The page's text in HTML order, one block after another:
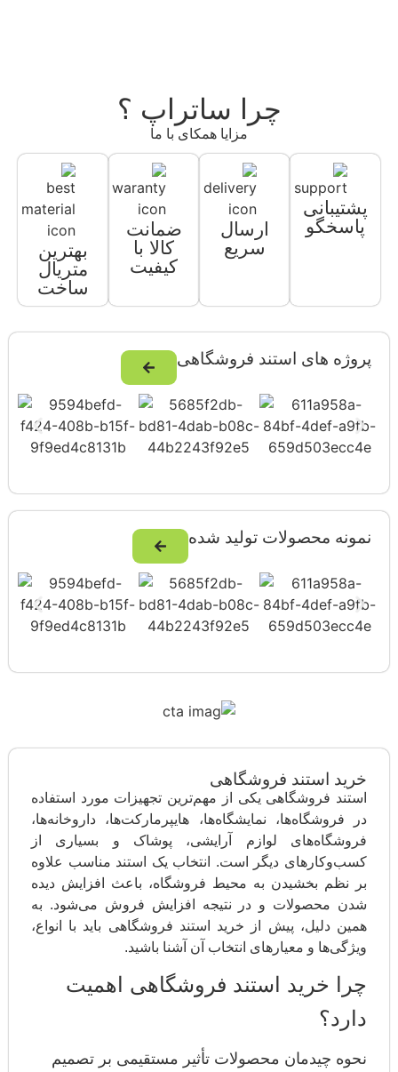
چرا ساتراپ ؟
مزایا همکای با ما
پشتیبانی
پاسخگو
ارسال
سریع
ضمانت
کالا با
کیفیت
بهترین
متریال
ساخت
پروژه های استند فروشگاهی
نمونه محصولات تولید شده
خرید استند فروشگاهی
استند فروشگاهی یکی از مهم‌ترین تجهیزات مورد استفاده
در فروشگاه‌ها، نمایشگاه‌ها، هایپرمارکت‌ها، داروخانه‌ها،
فروشگاه‌های لوازم آرایشی، پوشاک و بسیاری از
کسب‌وکارهای دیگر است. انتخاب یک استند مناسب علاوه
بر نظم بخشیدن به محیط فروشگاه، باعث افزایش دیده
شدن محصولات و در نتیجه افزایش فروش می‌شود. به
همین دلیل، پیش از خرید استند فروشگاهی باید با انواع،
ویژگی‌ها و معیارهای انتخاب آن آشنا باشید.
چرا خرید استند فروشگاهی اهمیت
دارد؟
نحوه چیدمان محصولات تأثیر مستقیمی بر تصمیم